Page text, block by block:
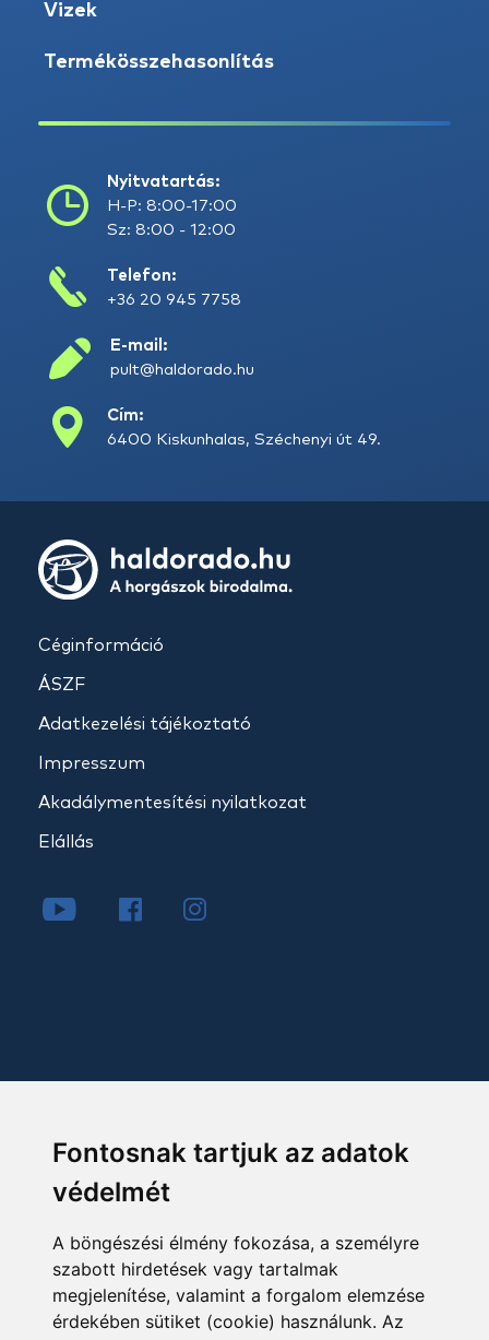
Fontosnak tartjuk az adatok
védelmét
A böngészési élmény fokozása, a személyre
szabott hirdetések vagy tartalmak
megjelenítése, valamint a forgalom elemzése
érdekében sütiket (cookie) használunk. Az
Vizek
Termékösszehasonlítás
Nyitvatartás:
H-P: 8:00-17:00
Sz: 8:00 - 12:00
Telefon:
+36 20 945 7758
E-mail:
pult@haldorado.hu
Cím:
6400 Kiskunhalas, Széchenyi út 49.
Céginformáció
ÁSZF
Adatkezelési tájékoztató
Impresszum
Akadálymentesítési nyilatkozat
Elállás